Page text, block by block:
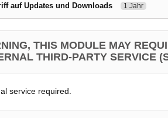
auf Updates und Downloads 1 Jahr
THIS MODULE MAY
THIRD-PARTY SERVICE
service required.